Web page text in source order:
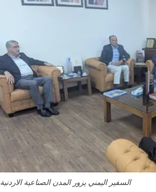
السفير اليمني يزور المدن الصناعية الاردنية